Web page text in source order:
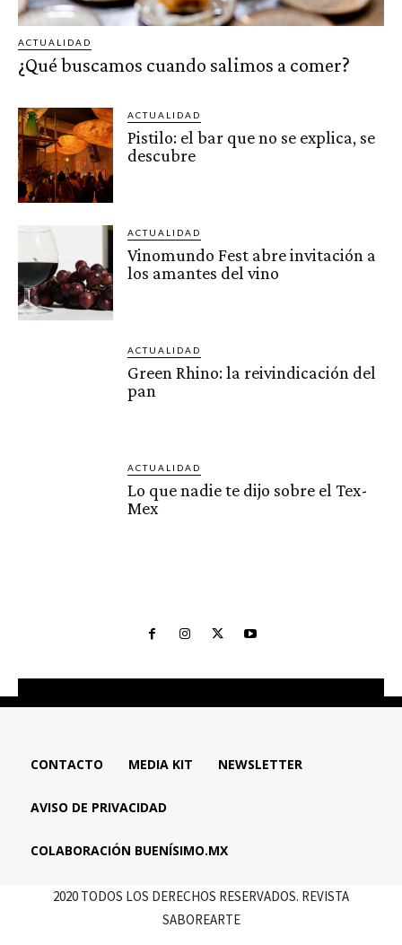
ACTUALIDAD
¿Qué buscamos cuando salimos a comer?
ACTUALIDAD
Pistilo: el bar que no se explica, se
descubre
ACTUALIDAD
Vinomundo Fest abre invitación a
los amantes del vino
ACTUALIDAD
Green Rhino: la reivindicación del
pan
ACTUALIDAD
Lo que nadie te dijo sobre el Tex-
Mex
CONTACTO MEDIA KIT NEWSLETTER
AVISO DE PRIVACIDAD
COLABORACIÓN BUENÍSIMO.MX
2020 TODOS LOS DERECHOS RESERVADOS. REVISTA
SABOREARTE